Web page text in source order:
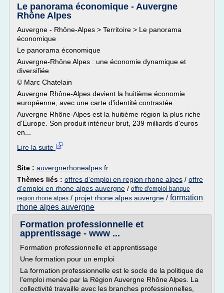
Le panorama économique - Auvergne
Rhône Alpes
Auvergne - Rhône-Alpes > Territoire > Le panorama
économique
Le panorama économique
Auvergne-Rhône Alpes : une économie dynamique et
diversifiée
© Marc Chatelain
Auvergne Rhône-Alpes devient la huitième économie
européenne, avec une carte d'identité contrastée.
Auvergne Rhône-Alpes est la huitième région la plus riche
d'Europe. Son produit intérieur brut, 239 milliards d'euros
en...
Lire la suite
Site : auvergnerhonealpes.fr
Thèmes liés : offres d'emploi en region rhone alpes / offre
d'emploi en rhone alpes auvergne / offre d'emploi banque
region rhone alpes / projet rhone alpes auvergne / formation
rhone alpes auvergne
Formation professionnelle et
apprentissage - www ...
Formation professionnelle et apprentissage
Une formation pour un emploi
La formation professionnelle est le socle de la politique de
l'emploi menée par la Région Auvergne Rhône Alpes. La
collectivité travaille avec les branches professionnelles,